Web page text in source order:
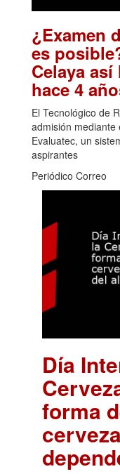
¿Examen
es
Celaya
hace 4
El Tecnológico de
admisión mediante
Evaluatec, un
aspirantes
Periódico Correo
Día
forma